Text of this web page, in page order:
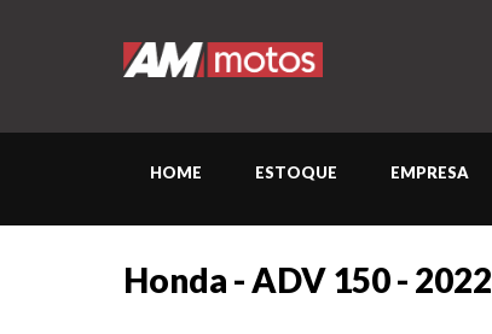
HOME ESTOQUE EMPRESA
Honda - ADV 150 - 2022